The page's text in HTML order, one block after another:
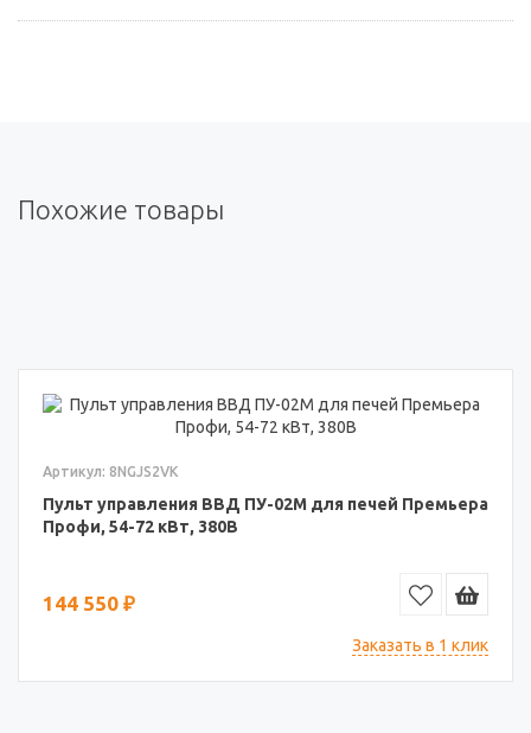
Похожие товары
Артикул: 8NGJS2VK
Пульт управления ВВД ПУ-02М для печей Премьера
Профи, 54-72 кВт, 380В
144 550 ₽
Заказать в 1 клик